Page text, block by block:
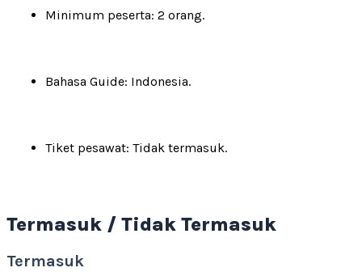
Minimum peserta: 2 orang.
Bahasa Guide: Indonesia.
Tiket pesawat: Tidak termasuk.
Termasuk / Tidak Termasuk
Termasuk